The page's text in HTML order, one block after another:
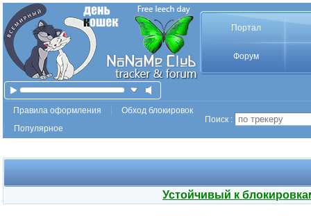
Портал
Форум
Правила оформления
Обход блокировок
Популярное
Поиск :
Устойчивый к